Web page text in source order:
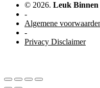
© 2026. Leuk Binnen
-
Algemene
-
Privacy Disclaimer